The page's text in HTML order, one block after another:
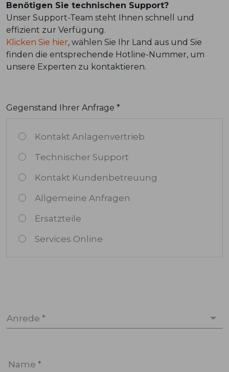
Benötigen Sie technischen Support?
Unser Support-Team steht Ihnen schnell und
effizient zur Verfügung.
Klicken Sie hier, wählen Sie Ihr Land aus und Sie
finden die entsprechende Hotline-Nummer, um
unsere Experten zu kontaktieren.
Gegenstand Ihrer Anfrage *
Kontakt Anlagenvertrieb
Technischer Support
Kontakt Kundenbetreuung
Allgemeine Anfragen
Ersatzteile
Services Online
Anrede *
Name *